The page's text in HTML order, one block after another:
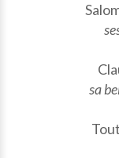
sa